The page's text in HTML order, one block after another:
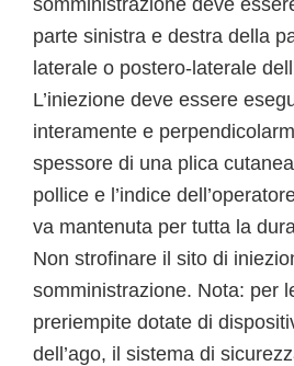
somministrazione deve
parte sinistra e destra della
laterale o postero-laterale
L’iniezione deve essere
interamente e
spessore di una plica
pollice e l’indice
va mantenuta per tutta la
Non strofinare il sito di
somministrazione. Nota: per
preriempite dotate di
dell’ago, il sistema di